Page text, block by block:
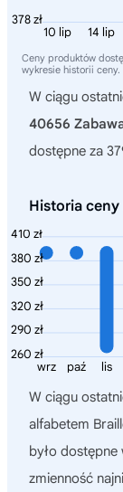
378 zł
14 lip
10 lip
Ceny produktów
wykresie historii ceny.
W ciągu
40656
dostępne za
Historia ceny
410 zł
380 zł
350 zł
320 zł
290 zł
260 zł
lis
paź
wrz
W ciągu
alfabetem
było dostępne
zmienność